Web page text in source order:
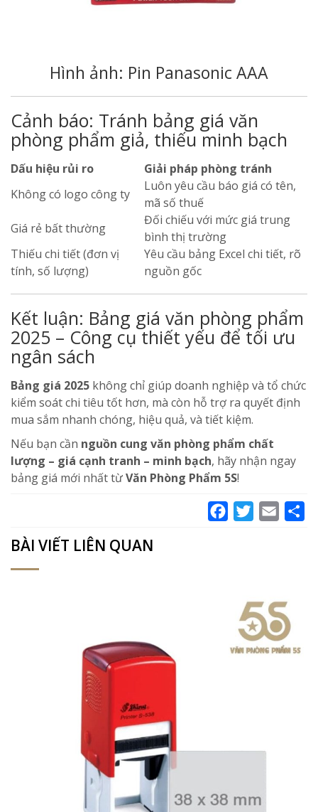
Hình ảnh: Pin Panasonic AAA
Cảnh báo: Tránh bảng giá văn
phòng phẩm giả, thiếu minh bạch
Dấu hiệu rủi ro
Giải pháp phòng tránh
Không có logo công ty
Luôn yêu cầu báo giá có tên,
mã số thuế
Giá rẻ bất thường
Đối chiếu với mức giá trung
bình thị trường
Thiếu chi tiết (đơn vị
tính, số lượng)
Yêu cầu bảng Excel chi tiết, rõ
nguồn gốc
Kết luận: Bảng giá văn phòng phẩm
2025 – Công cụ thiết yếu để tối ưu
ngân sách
Bảng giá 2025 không chỉ giúp doanh nghiệp và tổ chức
kiểm soát chi tiêu tốt hơn, mà còn hỗ trợ ra quyết định
mua sắm nhanh chóng, hiệu quả, và tiết kiệm.
Nếu bạn cần nguồn cung văn phòng phẩm chất
lượng – giá cạnh tranh – minh bạch, hãy nhận ngay
bảng giá mới nhất từVăn Phòng Phẩm 5S!
FacebookTwitterEmail
BÀI VIẾT LIÊN QUAN